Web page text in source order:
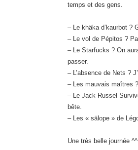
temps et des gens.
– Le khäka d’kaurbot ?
– Le vol de Pépitos ?
– Le Starfucks ? On
passer.
– L’absence de Nets ?
– Les mauvais maîtres
– Le Jack Russel
bête.
– Les « sälope » de
Une très belle journée ^^